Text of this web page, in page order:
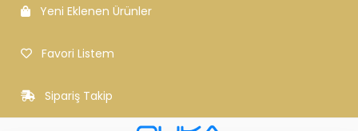
Yeni Eklenen Ürünler
Favori Listem
Sipariş Takip